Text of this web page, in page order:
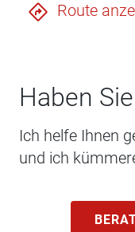
Route
Haben
Ich helfe Ihnen
und ich